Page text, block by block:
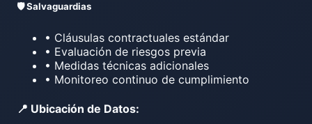
🛡️ Salvaguardias
• Cláusulas contractuales estándar
• Evaluación de riesgos previa
• Medidas técnicas adicionales
• Monitoreo continuo de cumplimiento
📍 Ubicación de Datos: